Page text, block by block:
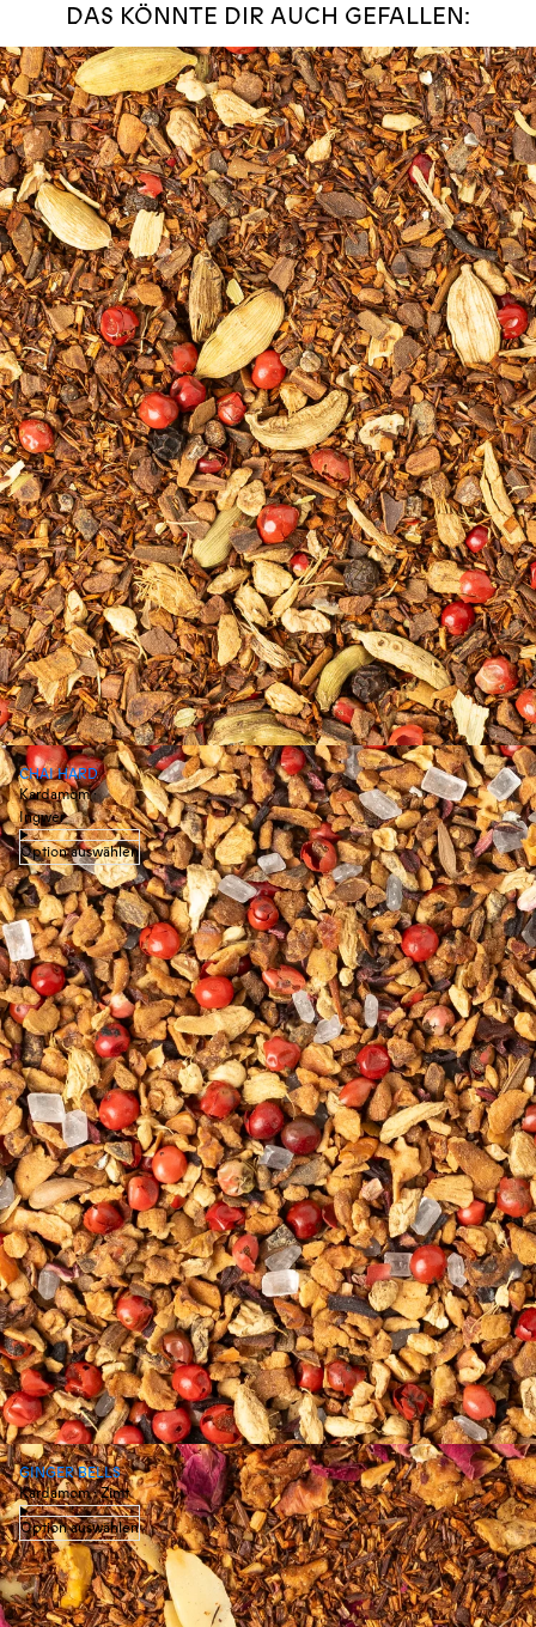
DAS KÖNNTE DIR AUCH GEFALLEN:
CHAI HARD
Kardamom ·
Ingwer
Option auswählen
GINGER BELLS
Kardamom · Zimt
Option auswählen